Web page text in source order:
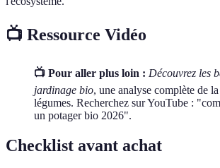
📺 Ressource Vidéo
📺 Pour aller plus loin : Découvrez les
jardinage bio, une analyse complète de
légumes. Recherchez sur YouTube :
un potager bio 2026".
Checklist avant achat